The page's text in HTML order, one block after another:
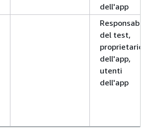
dell'app
Responsabile
del test,
proprietario
dell'app,
utenti
dell'app